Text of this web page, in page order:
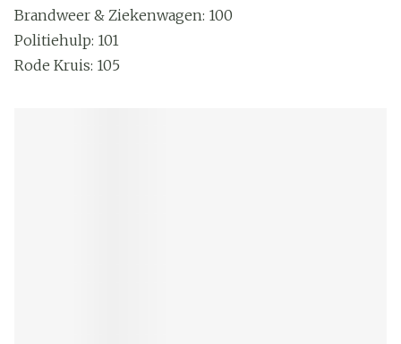
Brandweer & Ziekenwagen: 100
Politiehulp: 101
Rode Kruis: 105